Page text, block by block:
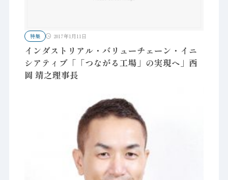
特集 2017年1月11日
インダストリアル・バリューチェーン・イニ
シアティブ「「つながる工場」の実現へ」西
岡 靖之理事長